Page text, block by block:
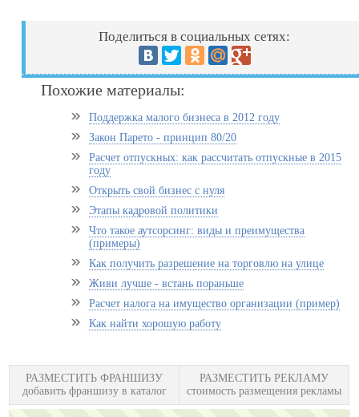
Поделиться в социальных сетях:
Похожие материалы:
Поддержка малого бизнеса в 2012 году
Закон Парето - принцип 80/20
Расчет отпускных: как рассчитать отпускные в 2015
году
Открыть свой бизнес с нуля
Этапы кадровой политики
Что такое аутсорсинг: виды и преимущества
(примеры)
Как получить разрешение на торговлю на улице
Живи лучше - встань пораньше
Расчет налога на имущество организации (пример)
Как найти хорошую работу
РАЗМЕСТИТЬ ФРАНШИЗУ
добавить франшизу в каталог
РАЗМЕСТИТЬ РЕКЛАМУ
стоимость размещения рекламы